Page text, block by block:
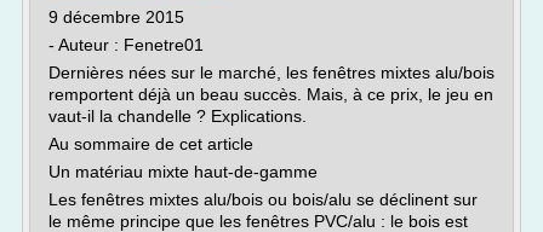
9 décembre 2015
- Auteur : Fenetre01
Dernières nées sur le marché, les fenêtres mixtes alu/bois
remportent déjà un beau succès. Mais, à ce prix, le jeu en
vaut-il la chandelle ? Explications.
Au sommaire de cet article
Un matériau mixte haut-de-gamme
Les fenêtres mixtes alu/bois ou bois/alu se déclinent sur
le même principe que les fenêtres PVC/alu : le bois est